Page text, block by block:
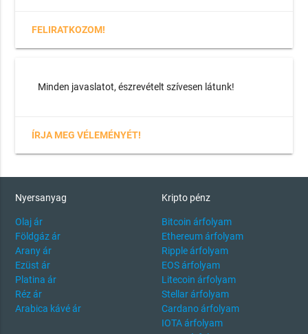
FELIRATKOZOM!
Minden javaslatot, észrevételt szívesen látunk!
ÍRJA MEG VÉLEMÉNYÉT!
Nyersanyag
Olaj ár
Földgáz ár
Arany ár
Ezüst ár
Platina ár
Réz ár
Arabica kávé ár
Kripto pénz
Bitcoin árfolyam
Ethereum árfolyam
Ripple árfolyam
EOS árfolyam
Litecoin árfolyam
Stellar árfolyam
Cardano árfolyam
IOTA árfolyam